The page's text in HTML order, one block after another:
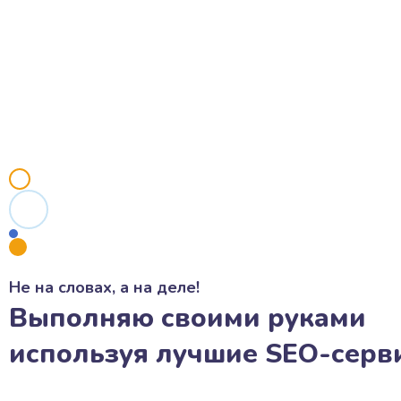
Не на словах, а на деле!
Выполняю своими руками
используя лучшие SEO-